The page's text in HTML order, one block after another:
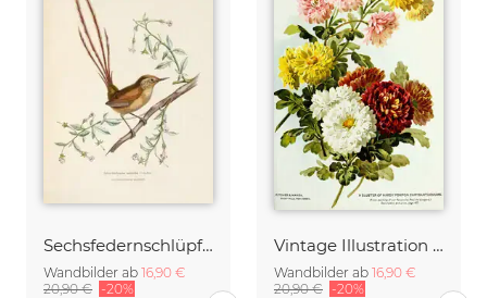
Sechsfedernschlüpfer
Wandbilder ab 16,90 €
20,90 € -20%
Vintage Illustration von Chrysanthemen
Wandbilder ab 16,90 €
20,90 € -20%